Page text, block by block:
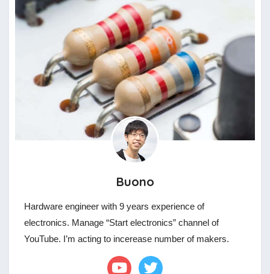
Buono
Hardware engineer with 9 years experience of
electronics. Manage “Start electronics” channel of
YouTube. I’m acting to incerease number of makers.